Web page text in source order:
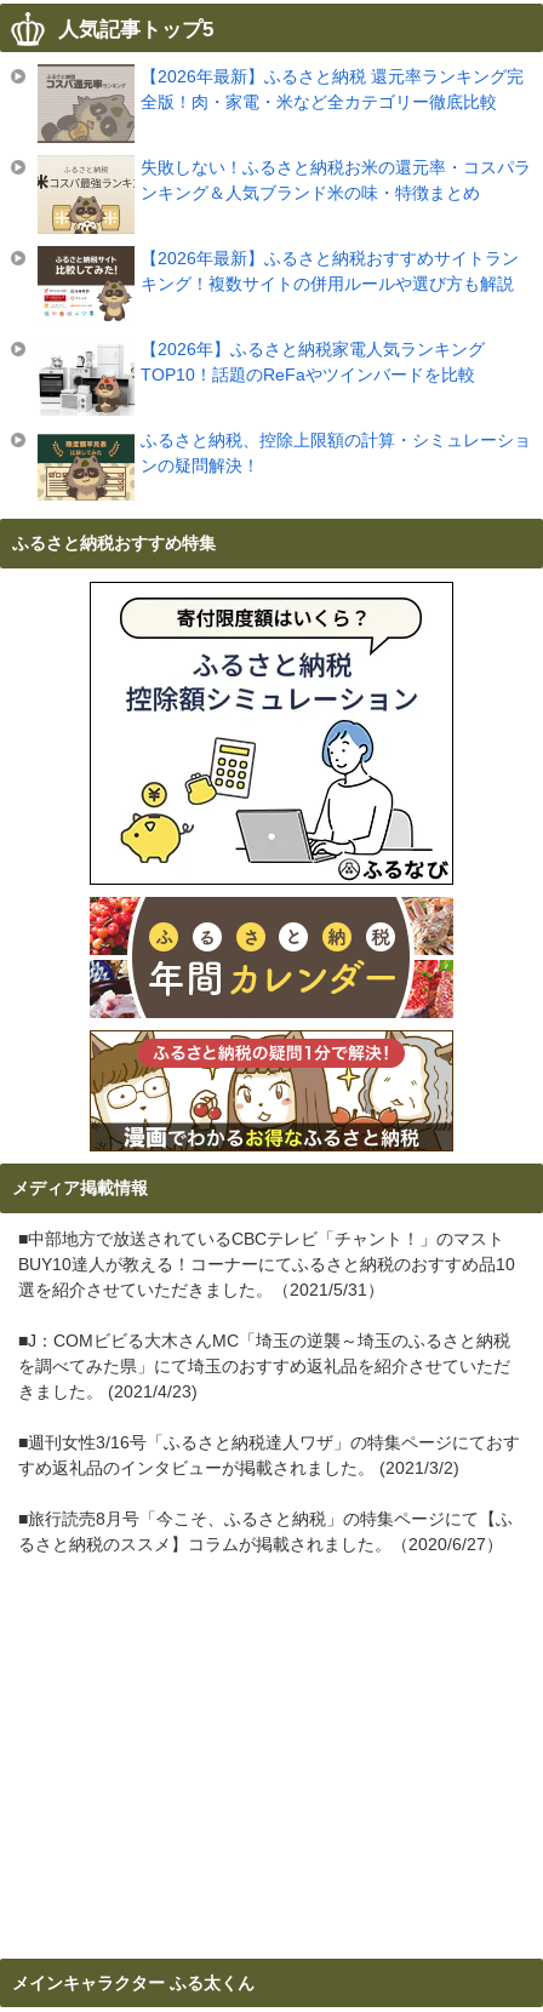
人気記事トップ5
【2026年最新】ふるさと納税 還元率ランキング完
全版！肉・家電・米など全カテゴリー徹底比較
失敗しない！ふるさと納税お米の還元率・コスパラ
ンキング＆人気ブランド米の味・特徴まとめ
【2026年最新】ふるさと納税おすすめサイトラン
キング！複数サイトの併用ルールや選び方も解説
【2026年】ふるさと納税家電人気ランキング
TOP10！話題のReFaやツインバードを比較
ふるさと納税、控除上限額の計算・シミュレーショ
ンの疑問解決！
ふるさと納税おすすめ特集
メディア掲載情報
■中部地方で放送されているCBCテレビ「チャント！」のマスト
BUY10達人が教える！コーナーにてふるさと納税のおすすめ品10
選を紹介させていただきました。（2021/5/31）
■J：COMビビる大木さんMC「埼玉の逆襲～埼玉のふるさと納税
を調べてみた県」にて埼玉のおすすめ返礼品を紹介させていただ
きました。 (2021/4/23)
■週刊女性3/16号「ふるさと納税達人ワザ」の特集ページにておす
すめ返礼品のインタビューが掲載されました。 (2021/3/2)
■旅行読売8月号「今こそ、ふるさと納税」の特集ページにて【ふ
るさと納税のススメ】コラムが掲載されました。（2020/6/27）
メインキャラクター ふる太くん